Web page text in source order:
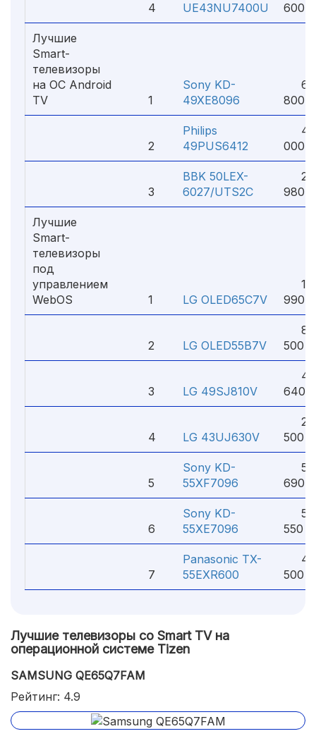
4
UE43NU7400U
600 ₽
Лучшие
Smart-
телевизоры
на ОС Android
TV
1
Sony KD-
49XE8096
60
800 ₽
2
Philips
49PUS6412
42
000 ₽
3
BBK 50LEX-
6027/UTS2C
25
980 ₽
Лучшие
Smart-
телевизоры
под
управлением
WebOS
1 LG OLED65C7V
990 ₽
2 LG OLED55B7V
87
500 ₽
3 LG 49SJ810V
44
640 ₽
4 LG 43UJ630V
27
500 ₽
5
Sony KD-
55XF7096
59
690 ₽
6
Sony KD-
55XE7096
59
550 ₽
7
Panasonic TX-
55EXR600
49
500 ₽
Лучшие телевизоры со Smart TV на
операционной системе Tizen
SAMSUNG QE65Q7FAM
Рейтинг: 4.9